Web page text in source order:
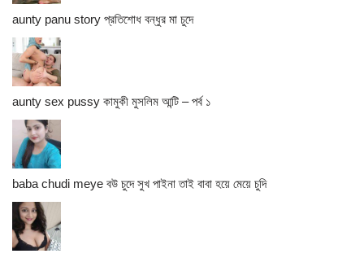
aunty panu story প্রতিশোধ বন্ধুর মা চুদে
aunty sex pussy কামুকী মুসলিম আন্টি – পর্ব ১
baba chudi meye বউ চুদে সুখ পাইনা তাই বাবা হয়ে মেয়ে চুদি